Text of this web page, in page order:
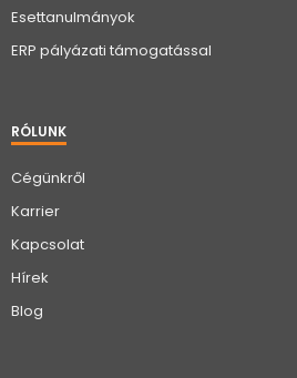
Esettanulmányok
ERP pályázati támogatással
RÓLUNK
Cégünkről
Karrier
Kapcsolat
Hírek
Blog